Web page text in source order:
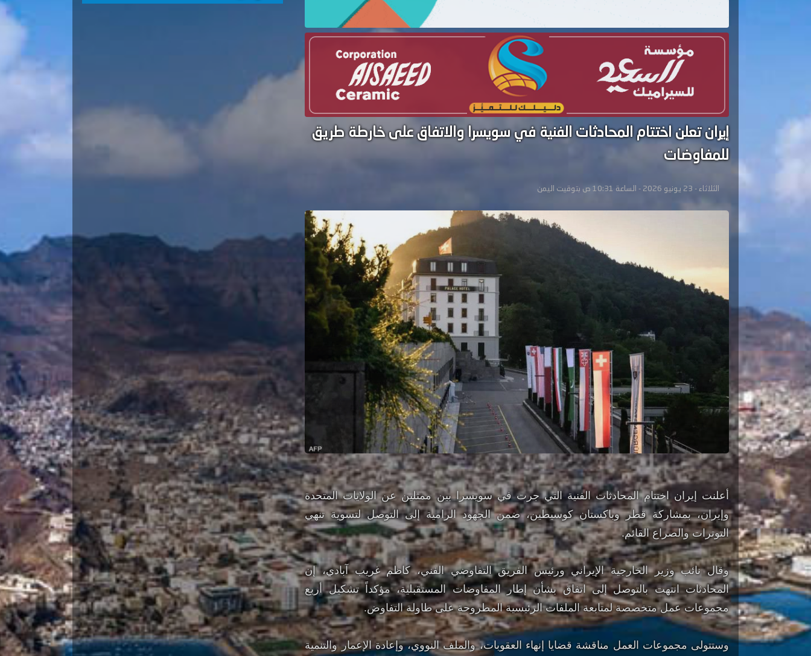
إيران تعلن اختتام المحادثات الفنية في سويسرا والاتفاق على خارطة طريق
للمفاوضات
الثلاثاء - 23 يونيو 2026 - الساعة 10:31 ص بتوقيت اليمن
أعلنت إيران اختتام المحادثات الفنية التي جرت في سويسرا بين ممثلين عن الولايات المتحدة
وإيران، بمشاركة قطر وباكستان كوسيطين، ضمن الجهود الرامية إلى التوصل لتسوية تنهي
التوترات والصراع القائم.
وقال نائب وزير الخارجية الإيراني ورئيس الفريق التفاوضي الفني، كاظم غريب آبادي، إن
المحادثات انتهت بالتوصل إلى اتفاق بشأن إطار المفاوضات المستقبلية، مؤكداً تشكيل أربع
مجموعات عمل متخصصة لمتابعة الملفات الرئيسية المطروحة على طاولة التفاوض.
وستتولى مجموعات العمل مناقشة قضايا إنهاء العقوبات، والملف النووي، وإعادة الإعمار والتنمية